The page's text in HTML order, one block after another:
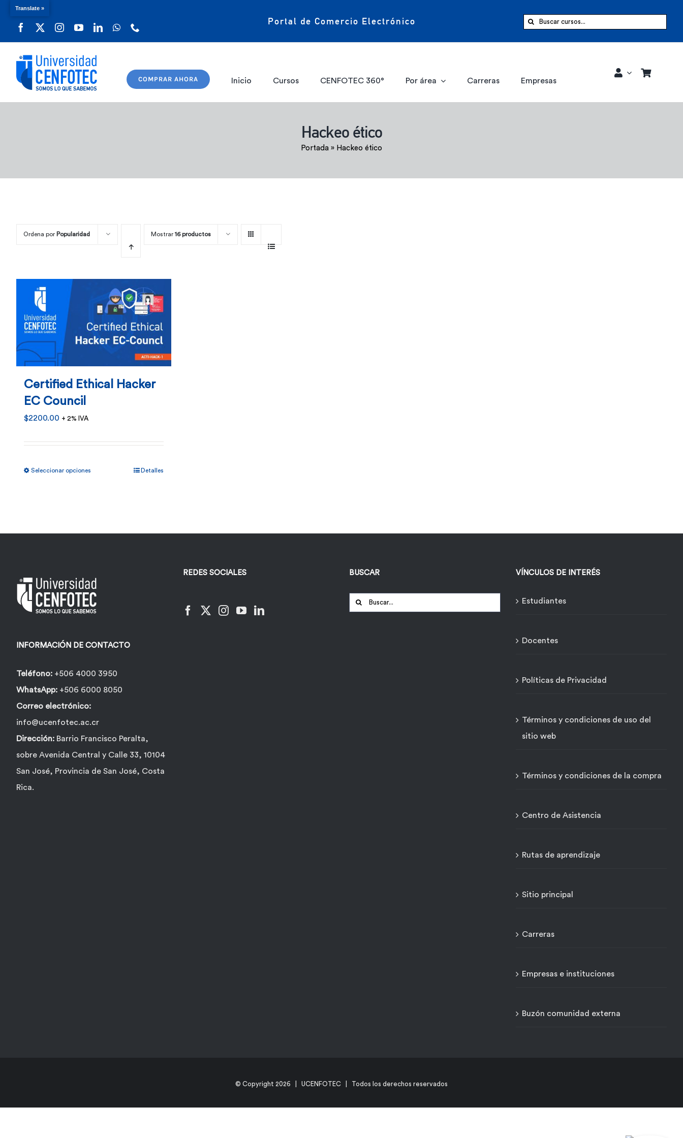
Portal de Comercio Electrónico Buscar:
COMPRAR AHORA Inicio Cursos CENFOTEC 360° Por área Carreras Empresas
Hackeo ético
Portada » Hackeo ético
Ordena por Popularidad Mostrar 16 productos
Certified Ethical Hacker
EC Council
$2200.00 + 2% IVA
Seleccionar opciones
pueden
elegir
de
producto
Detalles
INFORMACIÓN DE CONTACTO
Teléfono: +506 4000 3950
WhatsApp: +506 6000 8050
Correo electrónico:
info@ucenfotec.ac.cr
Dirección: Barrio Francisco Peralta,
sobre Avenida Central y Calle 33, 10104
San José, Provincia de San José, Costa
Rica.
REDES SOCIALES BUSCAR
Buscar:
VÍNCULOS DE INTERÉS
Estudiantes
Docentes
Políticas de Privacidad
Términos y condiciones de uso del
sitio web
Términos y condiciones de la compra
Centro de Asistencia
Rutas de aprendizaje
Sitio principal
Carreras
Empresas e instituciones
Buzón comunidad externa
© Copyright 2026 | UCENFOTEC | Todos los derechos reservados
Translate »